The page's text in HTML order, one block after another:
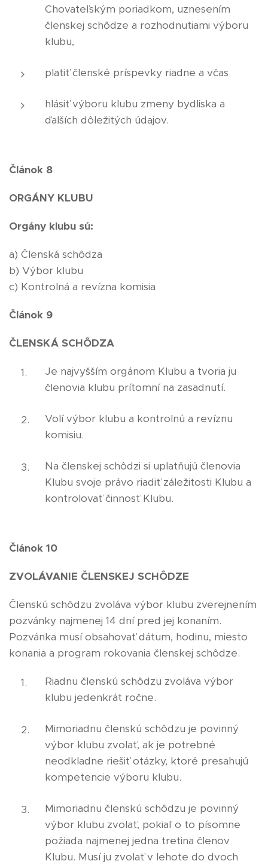
Chovateľským poriadkom, uznesením
členskej schôdze a rozhodnutiami výboru
klubu,
platiť členské príspevky riadne a včas
hlásiť výboru klubu zmeny bydliska a
ďalších dôležitých údajov.
Článok 8
ORGÁNY KLUBU
Orgány klubu sú:
a) Členská schôdza
b) Výbor klubu
c) Kontrolná a revízna komisia
Článok 9
ČLENSKÁ SCHÔDZA
Je najvyšším orgánom Klubu a tvoria ju
členovia klubu prítomní na zasadnutí.
Volí výbor klubu a kontrolnú a revíznu
komisiu.
Na členskej schôdzi si uplatňujú členovia
Klubu svoje právo riadiť záležitosti Klubu a
kontrolovať činnosť Klubu.
Článok 10
ZVOLÁVANIE ČLENSKEJ SCHÔDZE
Členskú schôdzu zvoláva výbor klubu zverejnením
pozvánky najmenej 14 dní pred jej konaním.
Pozvánka musí obsahovať dátum, hodinu, miesto
konania a program rokovania členskej schôdze.
Riadnu členskú schôdzu zvoláva výbor
klubu jedenkrát ročne.
Mimoriadnu členskú schôdzu je povinný
výbor klubu zvolať, ak je potrebné
neodkladne riešiť otázky, ktoré presahujú
kompetencie výboru klubu.
Mimoriadnu členskú schôdzu je povinný
výbor klubu zvolať, pokiaľ o to písomne
požiada najmenej jedna tretina členov
Klubu. Musí ju zvolať v lehote do dvoch